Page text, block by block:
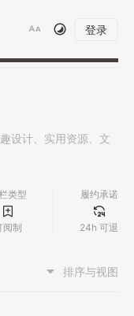
登录
设计、实用资源、文
类型
阅制
履约承诺
24h 可退
排序与视图